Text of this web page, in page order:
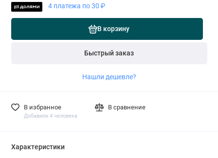
4 платежа по 30 ₽
В корзину
Быстрый заказ
Нашли дешевле?
В избранное
Добавили 4 человека
В сравнение
Характеристики